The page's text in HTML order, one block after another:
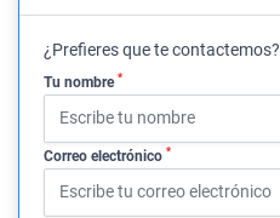
¿Prefieres que te contactemos?
Tu nombre *
Correo electrónico *